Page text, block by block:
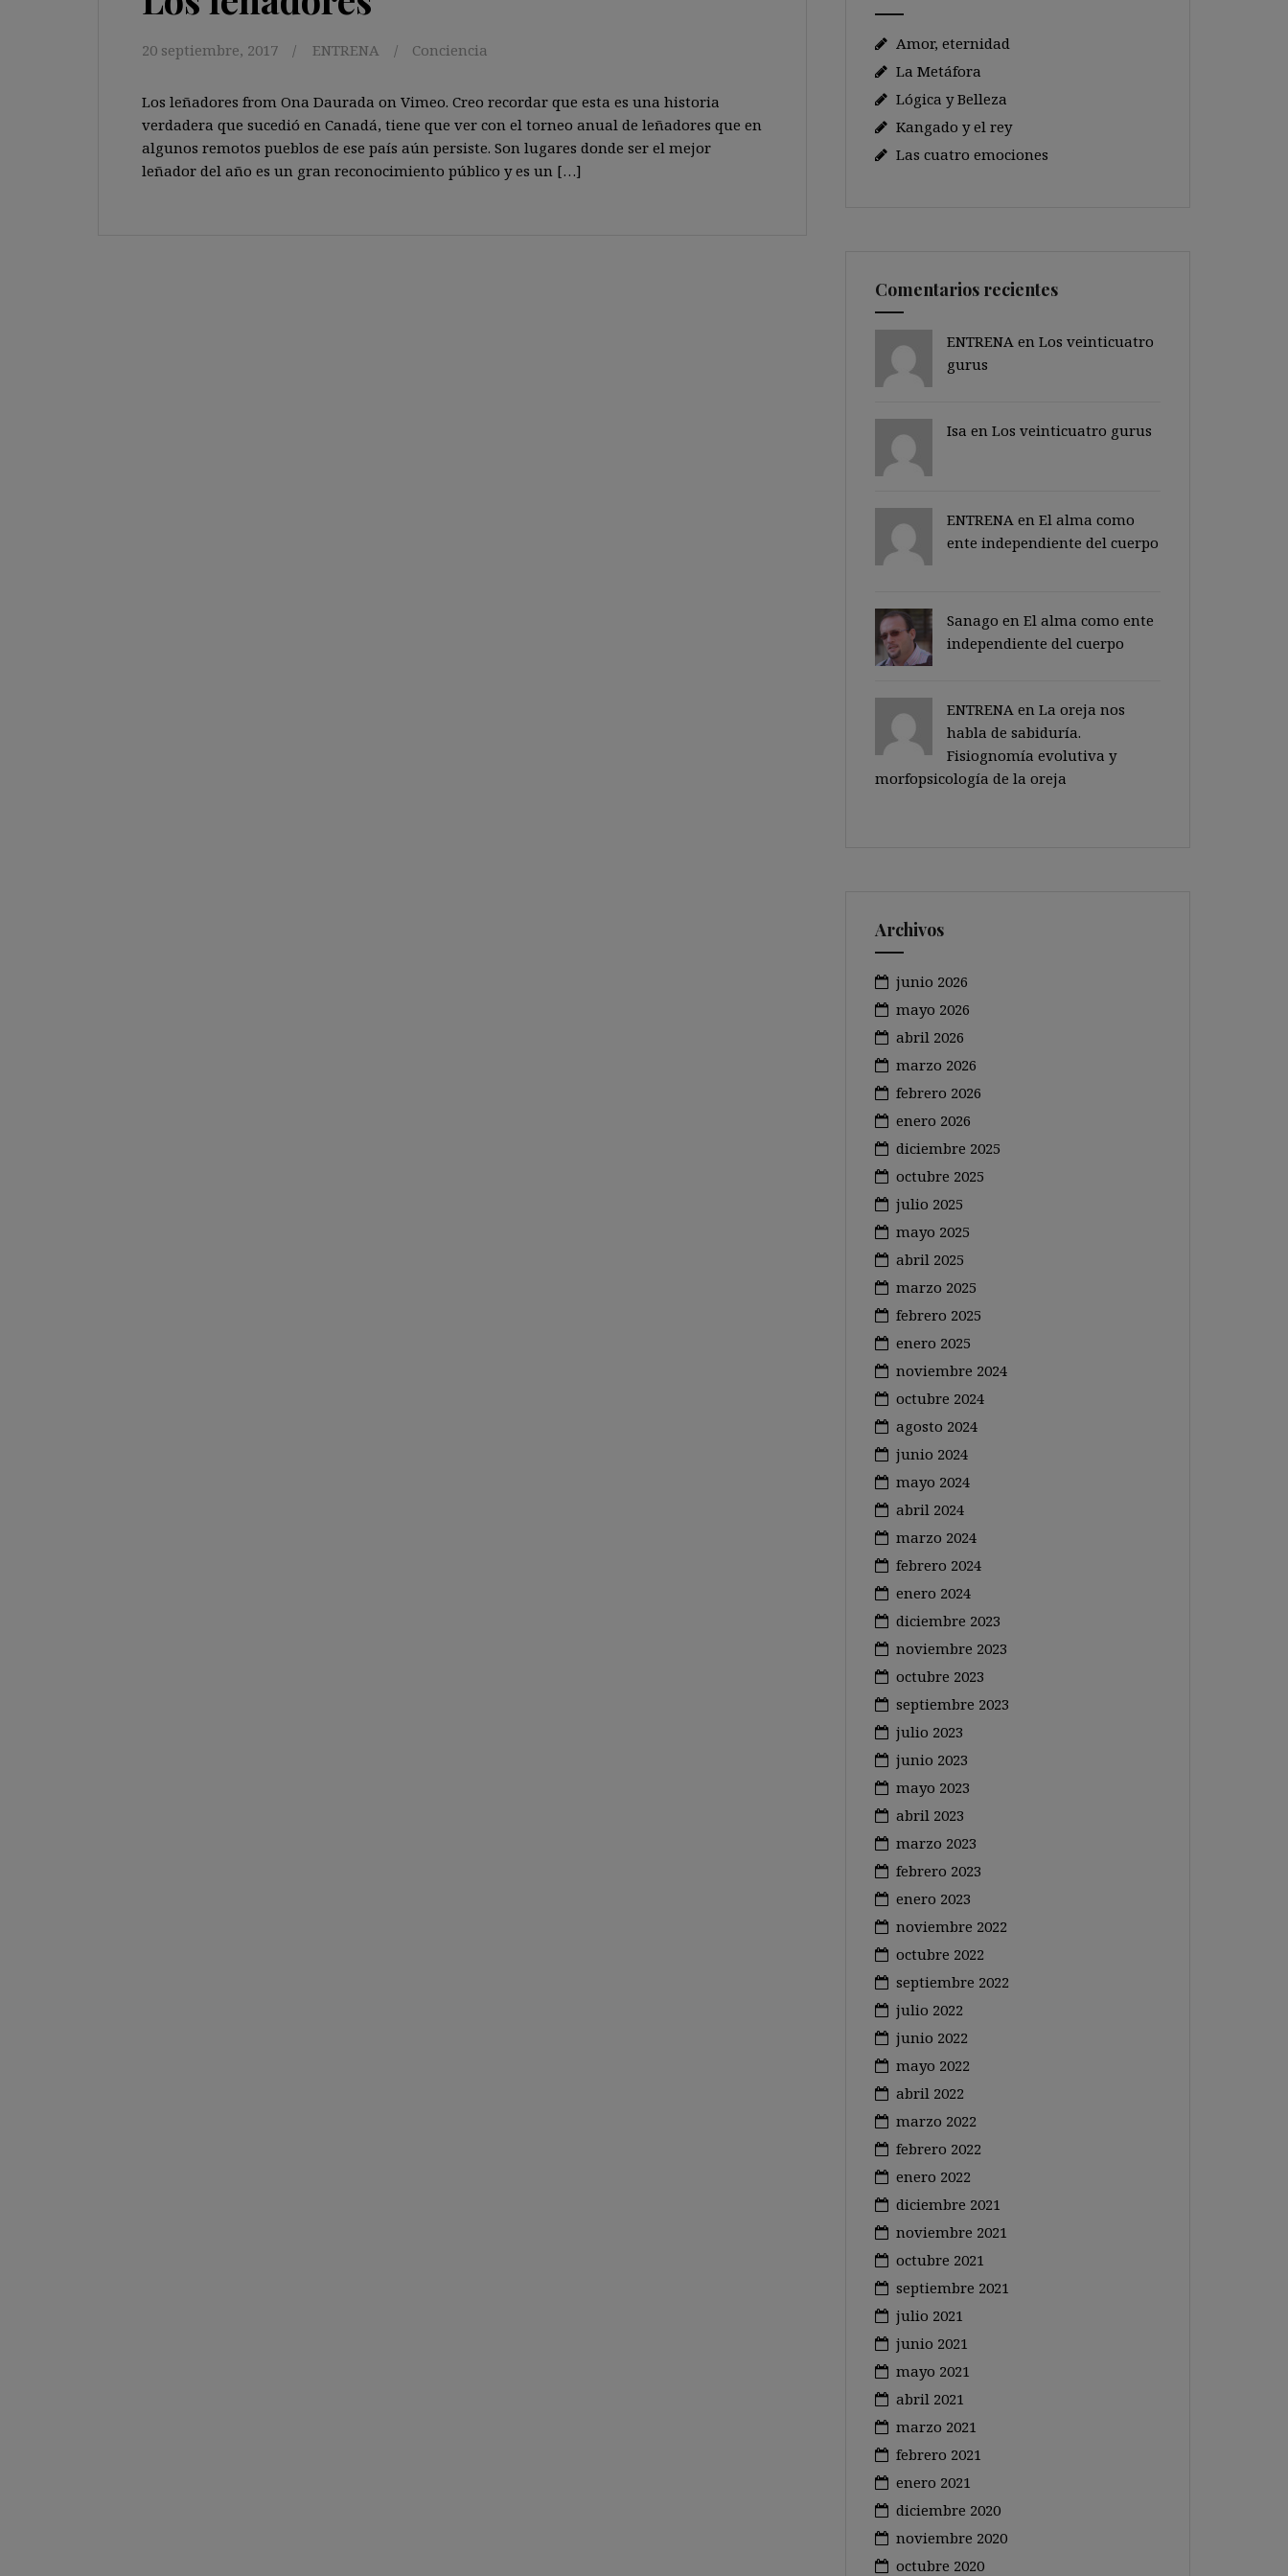
20 septiembre, 2017 ENTRENA Conciencia
Los leñadores from Ona Daurada on Vimeo. Creo recordar que esta es una historia
verdadera que sucedió en Canadá, tie­ne que ver con el torneo anual de leñadores que en
algunos remotos pueblos de ese país aún persiste. Son lugares donde ser el mejor
leñador del año es un gran reconocimiento público y es un […]
Amor, eternidad
La Metáfora
Lógica y Belleza
Kangado y el rey
Las cuatro emociones
Comentarios recientes
ENTRENA en Los veinticuatro
gurus
Isa en Los veinticuatro gurus
ENTRENA en El alma como
ente independiente del cuerpo
Sanago en El alma como ente
independiente del cuerpo
ENTRENA en La oreja nos
habla de sabiduría.
Fisiognomía evolutiva y
morfopsicología de la oreja
Archivos
junio 2026
mayo 2026
abril 2026
marzo 2026
febrero 2026
enero 2026
diciembre 2025
octubre 2025
julio 2025
mayo 2025
abril 2025
marzo 2025
febrero 2025
enero 2025
noviembre 2024
octubre 2024
agosto 2024
junio 2024
mayo 2024
abril 2024
marzo 2024
febrero 2024
enero 2024
diciembre 2023
noviembre 2023
octubre 2023
septiembre 2023
julio 2023
junio 2023
mayo 2023
abril 2023
marzo 2023
febrero 2023
enero 2023
noviembre 2022
octubre 2022
septiembre 2022
julio 2022
junio 2022
mayo 2022
abril 2022
marzo 2022
febrero 2022
enero 2022
diciembre 2021
noviembre 2021
octubre 2021
septiembre 2021
julio 2021
junio 2021
mayo 2021
abril 2021
marzo 2021
febrero 2021
enero 2021
diciembre 2020
noviembre 2020
octubre 2020